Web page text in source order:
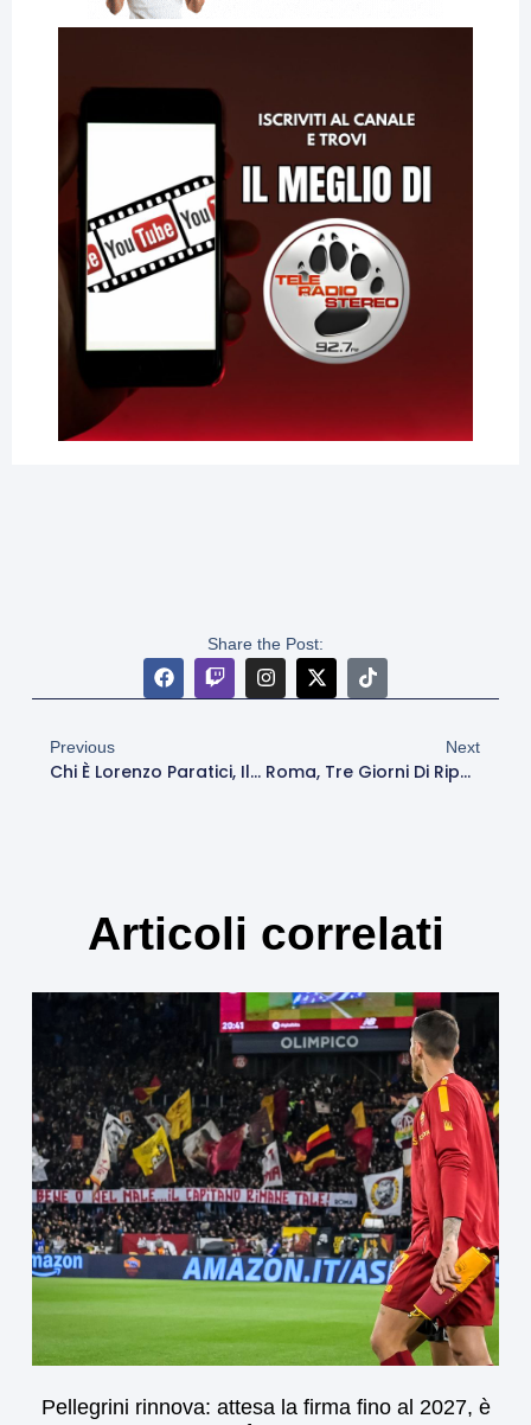
Share the Post:
Previous
Chi È Lorenzo Paratici, Il Baby Bomber Che Fa Sorridere Gasp
Next
Roma, Tre Giorni Di Riposo Dopo L’allenamento Di Oggi: In Campo Martedì
Articoli correlati
Pellegrini rinnova: attesa la firma fino al 2027, è